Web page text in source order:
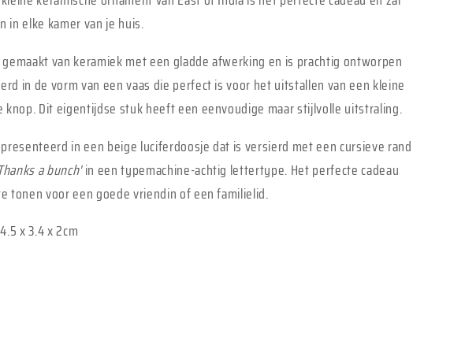
in elke kamer van je huis.
van keramiek met een gladde afwerking en is prachtig ontworpen
in de vorm van een vaas die perfect is voor het uitstallen van een kleine
knop. Dit eigentijdse stuk heeft een eenvoudige maar stijlvolle uitstraling.
in een beige luciferdoosje dat is versierd met een cursieve rand
a bunch'in een typemachine-achtig lettertype. Het perfecte cadeau
tonen voor een goede vriendin of een familielid.
4.5 x 3.4 x 2cm